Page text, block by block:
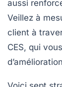
aussi
Veillez à
client à
CES, qui